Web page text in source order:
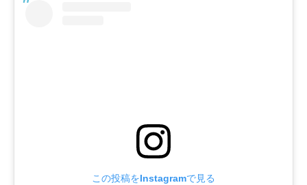
この投稿をInstagramで見る